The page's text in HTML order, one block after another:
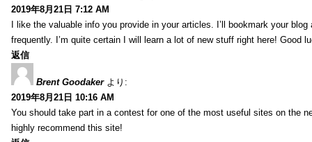
2019年8月21日 7:12 AM
I like the valuable info you provide in your articles. I’ll bookmark your blog
frequently. I’m quite certain I will learn a lot of new stuff right here! Good
返信
Brent Goodaker より:
2019年8月21日 10:16 AM
You should take part in a contest for one of the most useful sites on the
highly recommend this site!